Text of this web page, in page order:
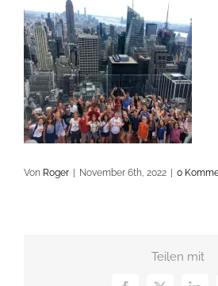
Von Roger November 6th, 2022 0
Teilen mit